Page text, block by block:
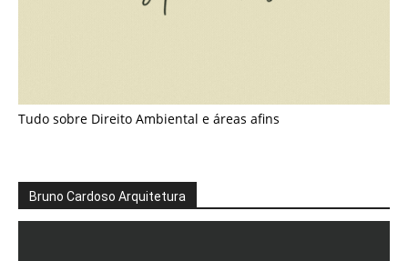
Tudo sobre Direito Ambiental e áreas afins
Bruno Cardoso Arquitetura